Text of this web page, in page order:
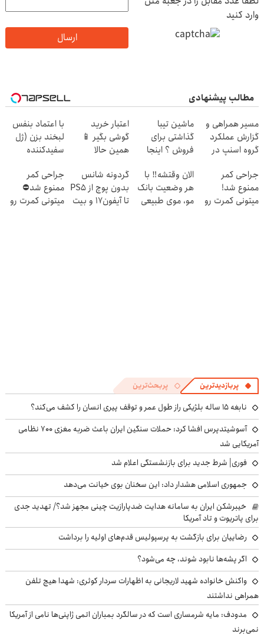
وارد کنید
ارسال
مطالب پیشنهادی
مسیر همراهی و
گزارش عملکرد
گروه اسنپ در
ماشین تیبا
گذاشتی برای
فروش ؟ اینجا
بفروش
اعتبار خرید
گوشی بگیر 📱
همین حالا
بده 🎯
با اعتماد بنفس
لبخند بزن (ژل
سفیدکننده
جراحی کمر
ممنوع شد!
میتونی کمرت رو
الان وقتشه‼️ با
هر وضعیت بانک
مو، موی طبیعی
گردونه شانس
بدون پوچ از PS5
تا آیفون17 و بیت
جراحی کمر
ممنوع شد⛔
میتونی کمرت رو
پربازدیدترین پربحث‌ترین
نابغه ۱۵ ساله بلژیکی راز طول عمر و توقف پیری انسان را کشف می‌کند؟
آسوشیتدپرس افشا کرد: حملات سنگین ایران باعث ضربه مغزی ۷۰۰ نظامی
آمریکایی شد
فوری| شرط جدید برای بازنشستگی اعلام شد
جمهوری اسلامی هشدار داد: این سخنان بوی خیانت می‌دهد
خیبرشکن ایران به سامانه هدایت ضدپارازیت چینی مجهز شد؟/ تهدید جدی
برای پاتریوت و تاد آمریکا
رضاییان برای بازگشت به پرسپولیس قدم‌های اولیه را برداشت
اگر پشه‌ها نابود شوند، چه می‌شود؟
واکنش خانواده شهید لاریجانی به اظهارات سردار کوثری: شهدا هیچ تلفن
همراهی نداشتند
مدودف: مایه شرمساری است که در سالگرد بمباران اتمی ژاپنی‌ها نامی از آمریکا
نمی‌برند